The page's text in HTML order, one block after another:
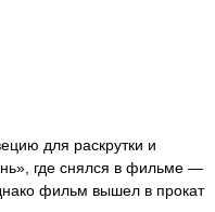
для раскрутки и
где снялся в фильме —
фильм вышел в прокат